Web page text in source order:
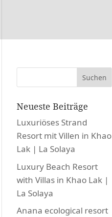
Neueste Beiträge
Luxuriöses Strand
Resort mit Villen in Khao
Lak | La Solaya
Luxury Beach Resort
with Villas in Khao Lak |
La Solaya
Anana ecological resort